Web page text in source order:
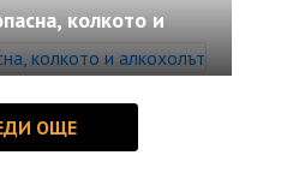
колкото и